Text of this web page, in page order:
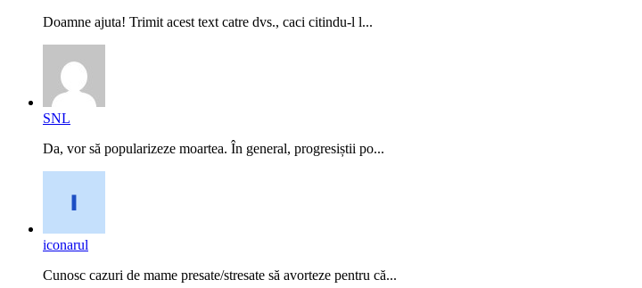
Doamne ajuta! Trimit acest text catre dvs., caci citindu-l l...
SNL
Da, vor să popularizeze moartea. În general, progresiștii po...
iconarul
Cunosc cazuri de mame presate/stresate să avorteze pentru că...